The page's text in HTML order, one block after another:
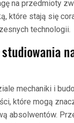
na przedmioty
które stają się
technologii.
mechaniki i
które mogą
absolwentów.